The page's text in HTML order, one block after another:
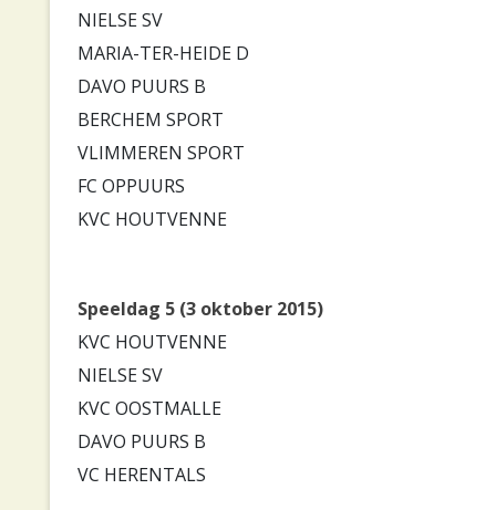
NIELSE SV
MARIA-TER-HEIDE D
DAVO PUURS B
BERCHEM SPORT
VLIMMEREN SPORT
FC OPPUURS
KVC HOUTVENNE
Speeldag 5 (3 oktober 2015)
KVC HOUTVENNE
NIELSE SV
KVC OOSTMALLE
DAVO PUURS B
VC HERENTALS